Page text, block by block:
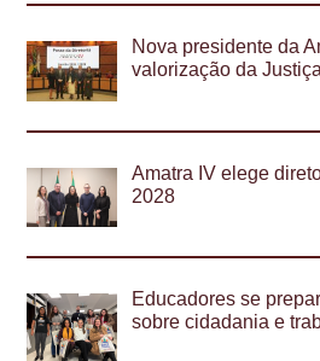
Nova presidente da
valorização da
Amatra IV elege
2028
Educadores se
sobre cidadania e